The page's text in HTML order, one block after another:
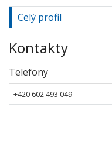
Celý profil
Kontakty
Telefony
+420 602 493 049